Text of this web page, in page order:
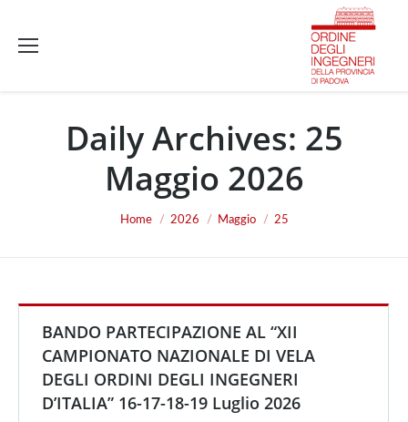
Daily Archives: 25
Maggio 2026
Home 2026 Maggio 25
BANDO PARTECIPAZIONE AL “XII
CAMPIONATO NAZIONALE DI VELA
DEGLI ORDINI DEGLI INGEGNERI
D’ITALIA” 16-17-18-19 Luglio 2026